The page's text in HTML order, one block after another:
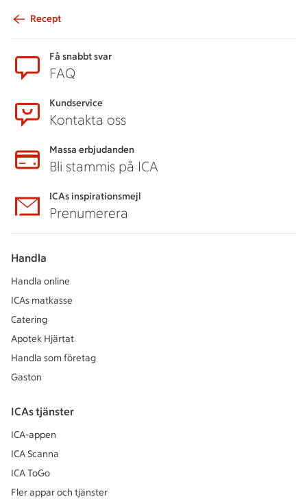
Recept
Få snabbt svar
FAQ
Kundservice
Kontakta oss
Massa erbjudanden
Bli stammis på ICA
ICAs inspirationsmejl
Prenumerera
Handla
Handla online
ICAs matkasse
Catering
Apotek Hjärtat
Handla som företag
Gaston
ICAs tjänster
ICA-appen
ICA Scanna
ICA ToGo
Fler appar och tjänster